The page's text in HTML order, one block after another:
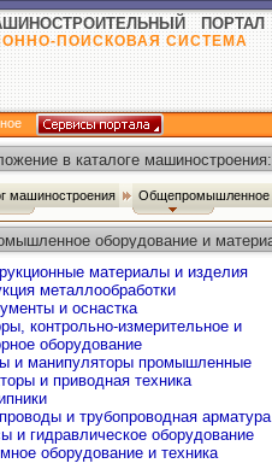
ПОРТАЛ
ПОИСКОВАЯ СИСТЕМА
в каталоге машиностроения:
машиностроения Общепромышленное
оборудование и
материалы и изделия
металлообработки
и оснастка
контрольно-измерительное и
оборудование
и манипуляторы промышленные
и приводная техника
и трубопроводная арматура
и гидравлическое оборудование
оборудование и техника